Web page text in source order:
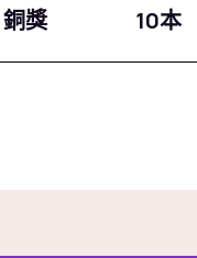
銅獎 10本